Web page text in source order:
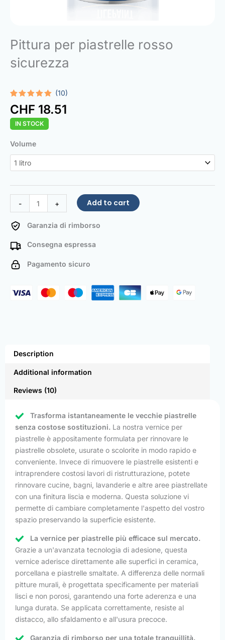
Pittura per piastrelle rosso
sicurezza
Rated5.00
out of 5
based on
10
customer
ratings
(10)
CHF 18.51
IN STOCK
Volume
-
Tile
Paint
Safety
+
Add to cart
Garanzia di rimborso
Consegna espressa
Pagamento sicuro
Description
Additional information
Reviews (10)
Trasforma istantaneamente le vecchie piastrelle
senza costose sostituzioni. La nostra vernice per
piastrelle è appositamente formulata per rinnovare le
piastrelle obsolete, usurate o scolorite in modo rapido e
conveniente. Invece di rimuovere le piastrelle esistenti e
intraprendere costosi lavori di ristrutturazione, potete
rinnovare cucine, bagni, lavanderie e altre aree piastrellate
con una finitura liscia e moderna. Questa soluzione vi
permette di cambiare completamente l'aspetto del vostro
spazio preservando la superficie esistente.
La vernice per piastrelle più efficace sul mercato.
Grazie a un'avanzata tecnologia di adesione, questa
vernice aderisce direttamente alle superfici in ceramica,
porcellana e piastrelle smaltate. A differenza delle normali
pitture murali, è progettata specificamente per materiali
lisci e non porosi, garantendo una forte aderenza e una
lunga durata. Se applicata correttamente, resiste al
distacco, allo sfaldamento e all'usura precoce.
Garanzia di rimborso per una totale tranquillità.